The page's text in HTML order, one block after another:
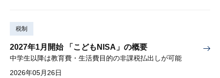
税制
2027年1月開始 「こどもNISA」の概要
中学生以降は教育費・生活費目的の非課税払出しが可能
2026年05月26日